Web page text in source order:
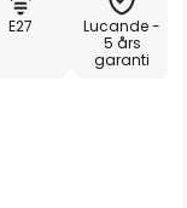
E27
Lucande -
5 års
garanti